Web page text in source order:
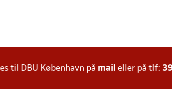
til DBU København på mail eller på tlf: